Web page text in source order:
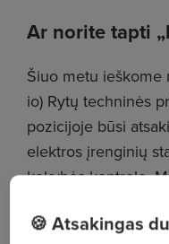
Ar norite tapti
Šiuo metu ieškome
io) Rytų techninės
pozicijoje būsi
elektros įrenginių
kokybės kontrolę.
🍪 Atsakingas